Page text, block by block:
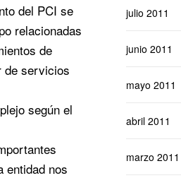
del PCI se
relacionadas
de
de servicios
según el
entidad nos
julio 2011
junio 2011
mayo 2011
abril 2011
marzo 2011